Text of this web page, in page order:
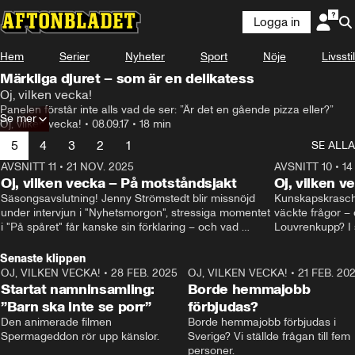
Logga in
Hem Serier Nyheter Sport Nöje Livsstil
Märkliga djuret – som är en delikatess
Oj, vilken vecka!
Panelen förstår inte alls vad de ser: ”Är det en gående pizza eller?”
Oj, vilken vecka! • 08.09.17 • 18 min
Se mer
5 4 3 2 1
SE ALLA
AVSNITT 11 • 21 NOV. 2025
Oj, vilken vecka – På motståndsjakt
Säsongsavslutning! Jenny Strömstedt blir missnöjd
under intervjun i "Nyhetsmorgon", stressiga momentet
i "På spåret" får kanske sin förklaring – och vad
Cantwell och Karin Pettersson.
AVSNITT 10•
Oj, vilken
väckte frågor –
Louvrenkupp?
Senaste klippen
2:40
OJ, VILKEN VECKA! • 28 FEB. 2025
Startat namninsamling:
”Barn ska inte se porr”
Den animerade filmen
Spermageddon rör upp känslor.
OJ, VILKEN VECKA! • 21 FEB.
Borde hemmajobb
förbjudas?
Borde hemmajobb förbjudas i
Sverige? Vi ställde frågan till fem
personer.